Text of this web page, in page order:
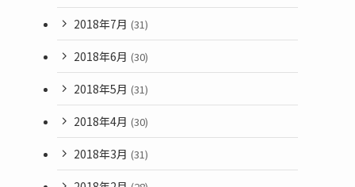
2018年7月 (31)
2018年6月 (30)
2018年5月 (31)
2018年4月 (30)
2018年3月 (31)